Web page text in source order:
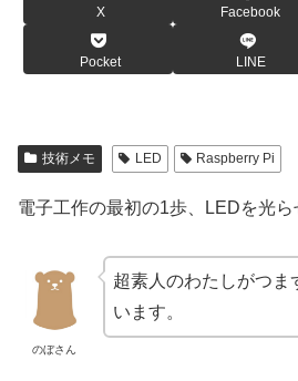
X Facebook
Pocket LINE
技術メモ LED Raspberry Pi
電子工作の最初の1歩、LEDを光ら
のぼさん
超素人のわたしがつま
います。